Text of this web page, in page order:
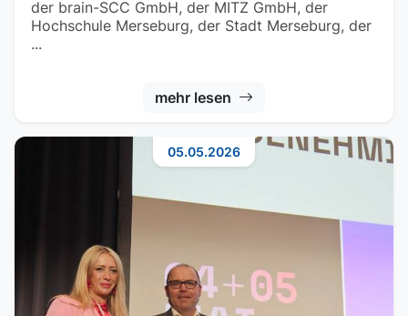
der brain-SCC GmbH, der MITZ GmbH, der
Hochschule Merseburg, der Stadt Merseburg, der
...
mehr lesen
05.05.2026